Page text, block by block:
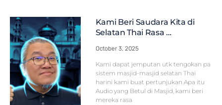
Kami Beri Saudara Kita di
Selatan Thai Rasa …
October 3, 2025
Kami dapat jemputan utk tengokan pa
sistem masjid-masjid selatan Thai
harini kami buat pertunjukan Apa itu
Audio yang Betul di Masjid, kami beri
mereka rasa